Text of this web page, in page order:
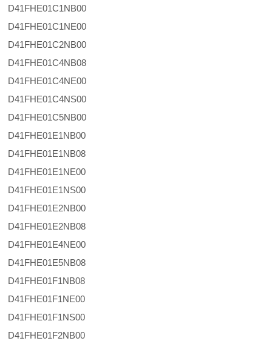
D41FHE01C1NB00
D41FHE01C1NE00
D41FHE01C2NB00
D41FHE01C4NB08
D41FHE01C4NE00
D41FHE01C4NS00
D41FHE01C5NB00
D41FHE01E1NB00
D41FHE01E1NB08
D41FHE01E1NE00
D41FHE01E1NS00
D41FHE01E2NB00
D41FHE01E2NB08
D41FHE01E4NE00
D41FHE01E5NB08
D41FHE01F1NB08
D41FHE01F1NE00
D41FHE01F1NS00
D41FHE01F2NB00